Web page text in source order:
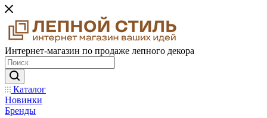
Интернет-магазин по продаже лепного декора
Каталог
Новинки
Бренды